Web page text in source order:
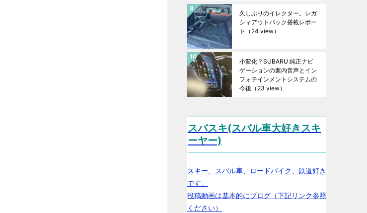
久しぶりのイレクター。レガ
シィアウトバック搭載レポー
ト
（24 view）
小変化？SUBARU 純正ナビ
ゲーションの案内音声とイン
フォテインメントシステムの
今後 （23 view）
スバスキ(スバル車大好きスキ
ーヤー)
スキー、スバル車、ロードバイク、鉄道好き
です。
投稿動画は基本的にブログ（下記リンク参照
ください）